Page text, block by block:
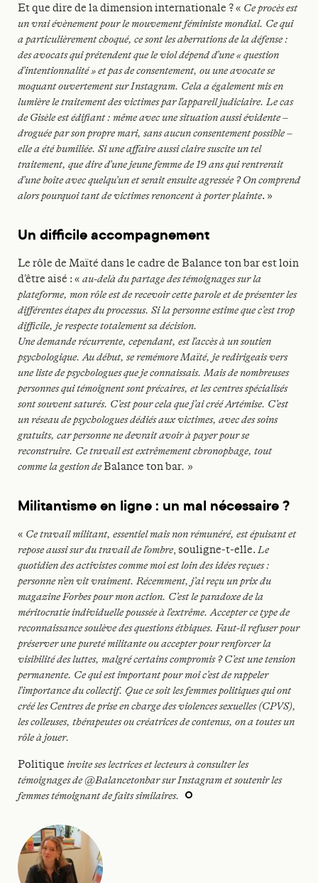
Et que dire de la dimension internationale ? « Ce procès est
un vrai évènement pour le mouvement féministe mondial. Ce qui
a particulièrement choqué, ce sont les aberrations de la défense :
des avocats qui prétendent que le viol dépend d’une « question
d’intentionnalité » et pas de consentement, ou une avocate se
moquant ouvertement sur Instagram. Cela a également mis en
lumière le traitement des victimes par l’appareil judiciaire. Le cas
de Gisèle est édifiant : même avec une situation aussi évidente –
droguée par son propre mari, sans aucun consentement possible –
elle a été humiliée. Si une affaire aussi claire suscite un tel
traitement, que dire d’une jeune femme de 19 ans qui rentrerait
d’une boîte avec quelqu’un et serait ensuite agressée ? On comprend
alors pourquoi tant de victimes renoncent à porter plainte. »
Un difficile accompagnement
Le rôle de Maïté dans le cadre de Balance ton bar est loin
d’être aisé : « au-delà du partage des témoignages sur la
plateforme, mon rôle est de recevoir cette parole et de présenter les
différentes étapes du processus. Si la personne estime que c’est trop
difficile, je respecte totalement sa décision.
Une demande récurrente, cependant, est l’accès à un soutien
psychologique. Au début, se remémore Maïté, je redirigeais vers
une liste de psychologues que je connaissais. Mais de nombreuses
personnes qui témoignent sont précaires, et les centres spécialisés
sont souvent saturés. C’est pour cela que j’ai créé Artémise. C’est
un réseau de psychologues dédiés aux victimes, avec des soins
gratuits, car personne ne devrait avoir à payer pour se
reconstruire. Ce travail est extrêmement chronophage, tout
comme la gestion deBalance ton bar. »
Militantisme en ligne : un mal nécessaire ?
« Ce travail militant, essentiel mais non rémunéré, est épuisant et
repose aussi sur du travail de l’ombre, souligne-t-elle.Le
quotidien des activistes comme moi est loin des idées reçues :
personne n’en vit vraiment. Récemment, j’ai reçu un prix du
magazine Forbes pour mon action. C’est le paradoxe de la
méritocratie individuelle poussée à l’extrême. Accepter ce type de
reconnaissance soulève des questions éthiques. Faut-il refuser pour
préserver une pureté militante ou accepter pour renforcer la
visibilité des luttes, malgré certains compromis ? C’est une tension
permanente. Ce qui est important pour moi c’est de rappeler
l’importance du collectif. Que ce soit les femmes politiques qui ont
créé les Centres de prise en charge des violences sexuelles (CPVS),
les colleuses, thérapeutes ou créatrices de contenus, on a toutes un
rôle à jouer.
Politique invite ses lectrices et lecteurs à consulter les
témoignages de @Balancetonbar sur Instagram et soutenir les
femmes témoignant de faits similaires.